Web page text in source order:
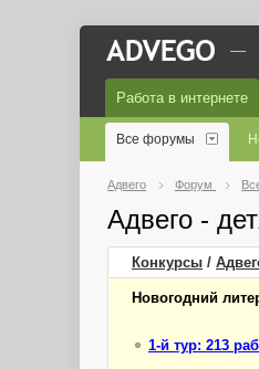
—
Работа в интернете
Все форумы
Адвего Форум
Адвего -
Конкурсы /
Новогодний
1-й тур: 213